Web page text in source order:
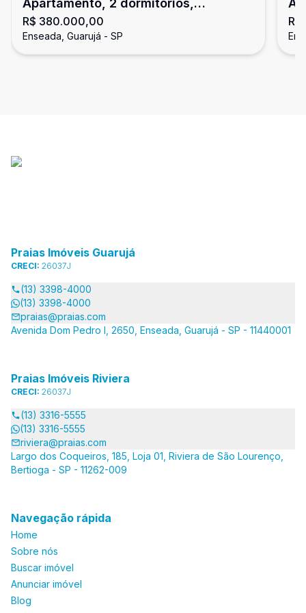
Apartamento, 2 dormitórios,
Enseada, Guarujá
R$ 380.000,00
Enseada, Guarujá - SP
Praias Imóveis Guarujá
CRECI: 26037J
(13) 3398-4000
(13) 3398-4000
praias@praias.com
Avenida Dom Pedro I, 2650, Enseada, Guarujá - SP - 11440001
Praias Imóveis Riviera
CRECI: 26037J
(13) 3316-5555
(13) 3316-5555
riviera@praias.com
Largo dos Coqueiros, 185, Loja 01, Riviera de São Lourenço,
Bertioga - SP - 11262-009
Navegação rápida
Home
Sobre nós
Buscar imóvel
Anunciar imóvel
Blog